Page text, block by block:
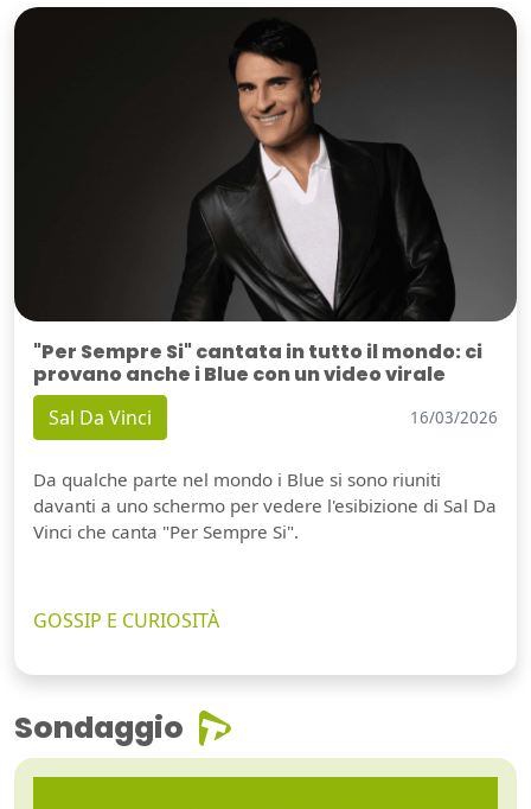
"Per Sempre Si" cantata in tutto il mondo: ci
provano anche i Blue con un video virale
Sal Da Vinci 16/03/2026
Da qualche parte nel mondo i Blue si sono riuniti
davanti a uno schermo per vedere l'esibizione di Sal Da
Vinci che canta "Per Sempre Si".
GOSSIP E CURIOSITÀ
Sondaggio